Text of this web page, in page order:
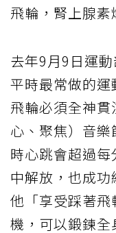
飛輪，腎上腺素
去年9月9日運
平時最常做的
飛輪必須全神
心、聚焦）音
時心跳會超過
中解放，也成
他「享受踩著
機，可以鍛鍊